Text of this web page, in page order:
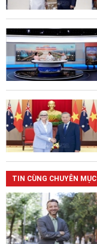
TIN CÙNG CHUYÊN MỤC